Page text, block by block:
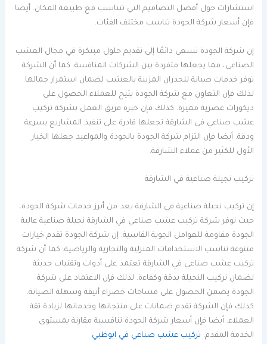
استشارات حول أفضل التصاميم التي تتناسب مع طبيعة المكان. أيضا
فإن أسعار شركة الجودة تناسب مختلف الفئات.
إن شركة الجودة تسعى دائمًا إلى تقديم حلول مبتكرة في مجال العشب
الصناعي، مما يجعلها متفردة بين الشركات المنافسة. كما أن الشركة
توفر خدمات صيانة للجدران المزينة بالعشب لضمان استمرار جمالها.
لذلك فإن التعاون مع شركة الجودة يتيح للعملاء الحصول على
ديكورات عصرية مميزة. كذلك فإن خبرة فريق العمل بشركة تركيب
عشب صناعي في الشارقة تجعلها قادرة على تنفيذ المشاريع بسرعة
ودقة. أيضا فإن التزام شركة الجودة بالجودة والمواعيد جعلها الخيار
الأول للكثير من عملاء الشارقة.
تركيب نجيلة صناعية في الشارقة
إن تركيب نجيلة صناعية في الشارقة يعد من أبرز خدمات شركة الجودة،
حيث توفر شركة تركيب عشب صناعي في الشارقة نجيلة صناعية عالية
الجودة مقاومة للعوامل الجوية القاسية. إن شركة الجودة تقدم خيارات
متنوعة تناسب الاستخدامات المنزلية والتجارية والرياضية. كما أن شركة
تركيب عشب صناعي في الشارقة تعتمد على أدوات وتقنيات حديثة
لضمان تركيب النجيلة بدقة وكفاءة. لذلك فإن الاعتماد على شركة
الجودة يضمن الحصول على مساحات خضراء أنيقة وسهلة الصيانة.
كذلك فإن الشركة تقدم ضمانات على منتجاتها وخدماتها لزيادة ثقة
العملاء. أيضا فإن أسعار شركة الجودة تنافسية مقارنة بمستوى
الخدمة المقدم. تركيب عشب صناعي في ابوظبي